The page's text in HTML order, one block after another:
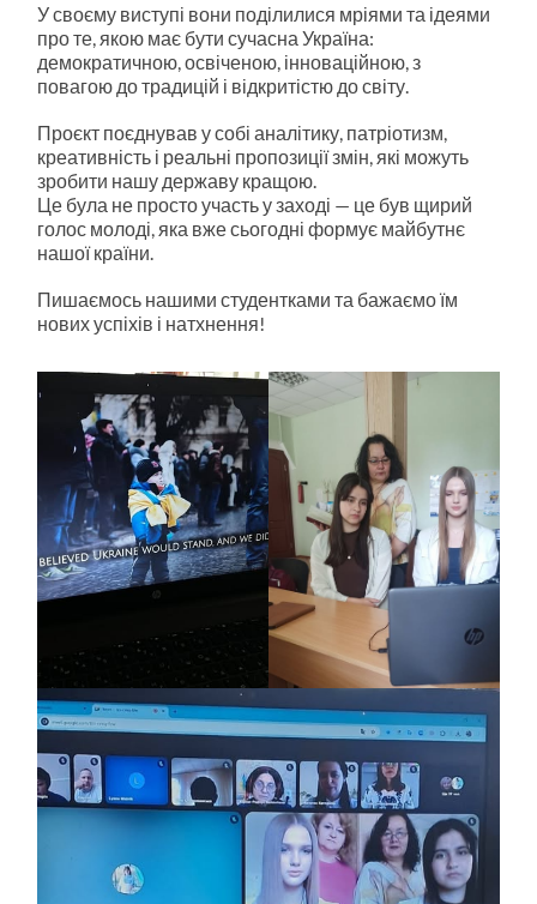
У своєму виступі вони поділилися мріями та ідеями
про те, якою має бути сучасна Україна:
демократичною, освіченою, інноваційною, з
повагою до традицій і відкритістю до світу.
Проєкт поєднував у собі аналітику, патріотизм,
креативність і реальні пропозиції змін, які можуть
зробити нашу державу кращою.
Це була не просто участь у заході — це був щирий
голос молоді, яка вже сьогодні формує майбутнє
нашої країни.
Пишаємось нашими студентками та бажаємо їм
нових успіхів і натхнення!